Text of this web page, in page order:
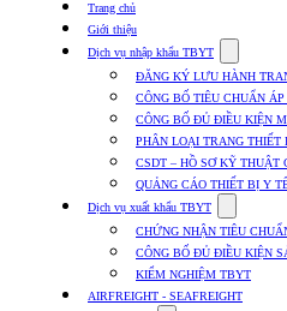
Trang chủ
Giới thiệu
Dịch vụ nhập khẩu TBYT
for
Dịch
vụ
nhập
khẩu
TBYT
ĐĂNG KÝ LƯU HÀNH
CÔNG BỐ TIÊU CHUẨN
CÔNG BỐ ĐỦ ĐIỀU KIỆN
PHÂN LOẠI TRANG THIẾT
CSDT – HỒ SƠ KỸ THUẬT
QUẢNG CÁO THIẾT BỊ Y
Dịch vụ xuất khẩu TBYT
submenu
for
Dịch
vụ
xuất
CHỨNG NHẬN TIÊU
CÔNG BỐ ĐỦ ĐIỀU KIỆN
KIỂM NGHIỆM TBYT
AIRFREIGHT - SEAFREIGHT